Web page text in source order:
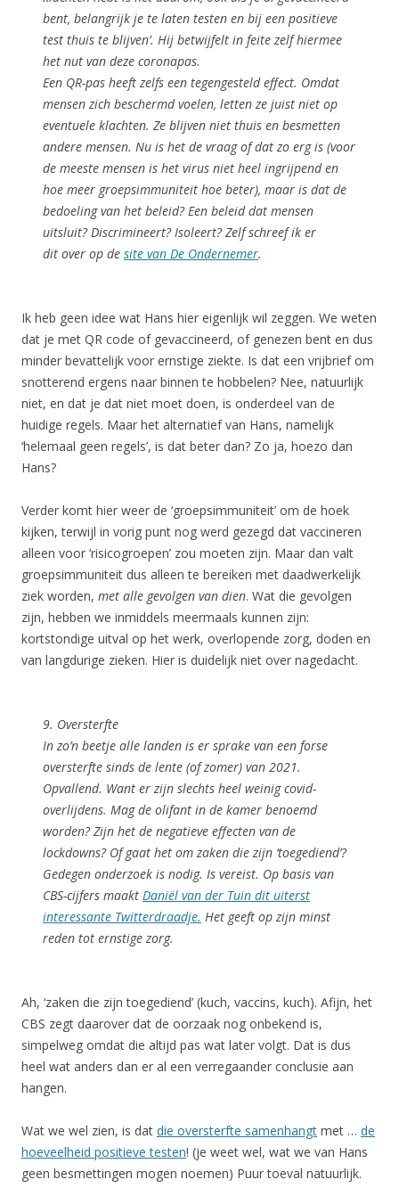
bent, belangrijk je te laten testen en bij een positieve
test thuis te blijven’. Hij betwijfelt in feite zelf hiermee
het nut van deze coronapas.
Een QR-pas heeft zelfs een tegengesteld effect. Omdat
mensen zich beschermd voelen, letten ze juist niet op
eventuele klachten. Ze blijven niet thuis en besmetten
andere mensen. Nu is het de vraag of dat zo erg is (voor
de meeste mensen is het virus niet heel ingrijpend en
hoe meer groepsimmuniteit hoe beter), maar is dat de
bedoeling van het beleid? Een beleid dat mensen
uitsluit? Discrimineert? Isoleert? Zelf schreef ik er
dit over op de site van De Ondernemer.
Ik heb geen idee wat Hans hier eigenlijk wil zeggen. We weten
dat je met QR code of gevaccineerd, of genezen bent en dus
minder bevattelijk voor ernstige ziekte. Is dat een vrijbrief om
snotterend ergens naar binnen te hobbelen? Nee, natuurlijk
niet, en dat je dat niet moet doen, is onderdeel van de
huidige regels. Maar het alternatief van Hans, namelijk
‘helemaal geen regels’, is dat beter dan? Zo ja, hoezo dan
Hans?
Verder komt hier weer de ‘groepsimmuniteit’ om de hoek
kijken, terwijl in vorig punt nog werd gezegd dat vaccineren
alleen voor ‘risicogroepen’ zou moeten zijn. Maar dan valt
groepsimmuniteit dus alleen te bereiken met daadwerkelijk
ziek worden, met alle gevolgen van dien. Wat die gevolgen
zijn, hebben we inmiddels meermaals kunnen zijn:
kortstondige uitval op het werk, overlopende zorg, doden en
van langdurige zieken. Hier is duidelijk niet over nagedacht.
9. Oversterfte
In zo’n beetje alle landen is er sprake van een forse
oversterfte sinds de lente (of zomer) van 2021.
Opvallend. Want er zijn slechts heel weinig covid-
overlijdens. Mag de olifant in de kamer benoemd
worden? Zijn het de negatieve effecten van de
lockdowns? Of gaat het om zaken die zijn ‘toegediend’?
Gedegen onderzoek is nodig. Is vereist. Op basis van
CBS-cijfers maakt Daniël van der Tuin dit uiterst
interessante Twitterdraadje. Het geeft op zijn minst
reden tot ernstige zorg.
Ah, ‘zaken die zijn toegediend’ (kuch, vaccins, kuch). Afijn, het
CBS zegt daarover dat de oorzaak nog onbekend is,
simpelweg omdat die altijd pas wat later volgt. Dat is dus
heel wat anders dan er al een verregaander conclusie aan
hangen.
Wat we wel zien, is dat die oversterfte samenhangt met … de
hoeveelheid positieve testen! (je weet wel, wat we van Hans
geen besmettingen mogen noemen) Puur toeval natuurlijk.